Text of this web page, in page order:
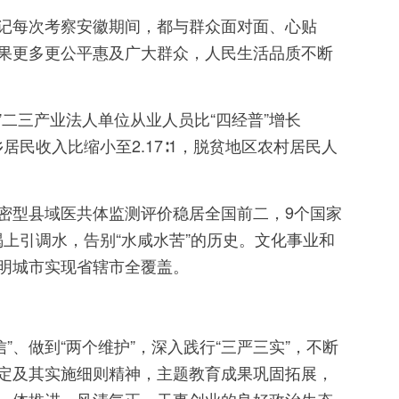
每次考察安徽期间，都与群众面对面、心贴
更多更公平惠及广大群众，人民生活品质不断
三产业法人单位从业人员比“四经普”增长
民收入比缩小至2.17∶1，脱贫地区农村居民人
县域医共体监测评价稳居全国前二，9个国家
引调水，告别“水咸水苦”的历史。文化事业和
市实现省辖市全覆盖。
做到“两个维护”，深入践行“三严三实”，不断
其实施细则精神，主题教育成果巩固拓展，